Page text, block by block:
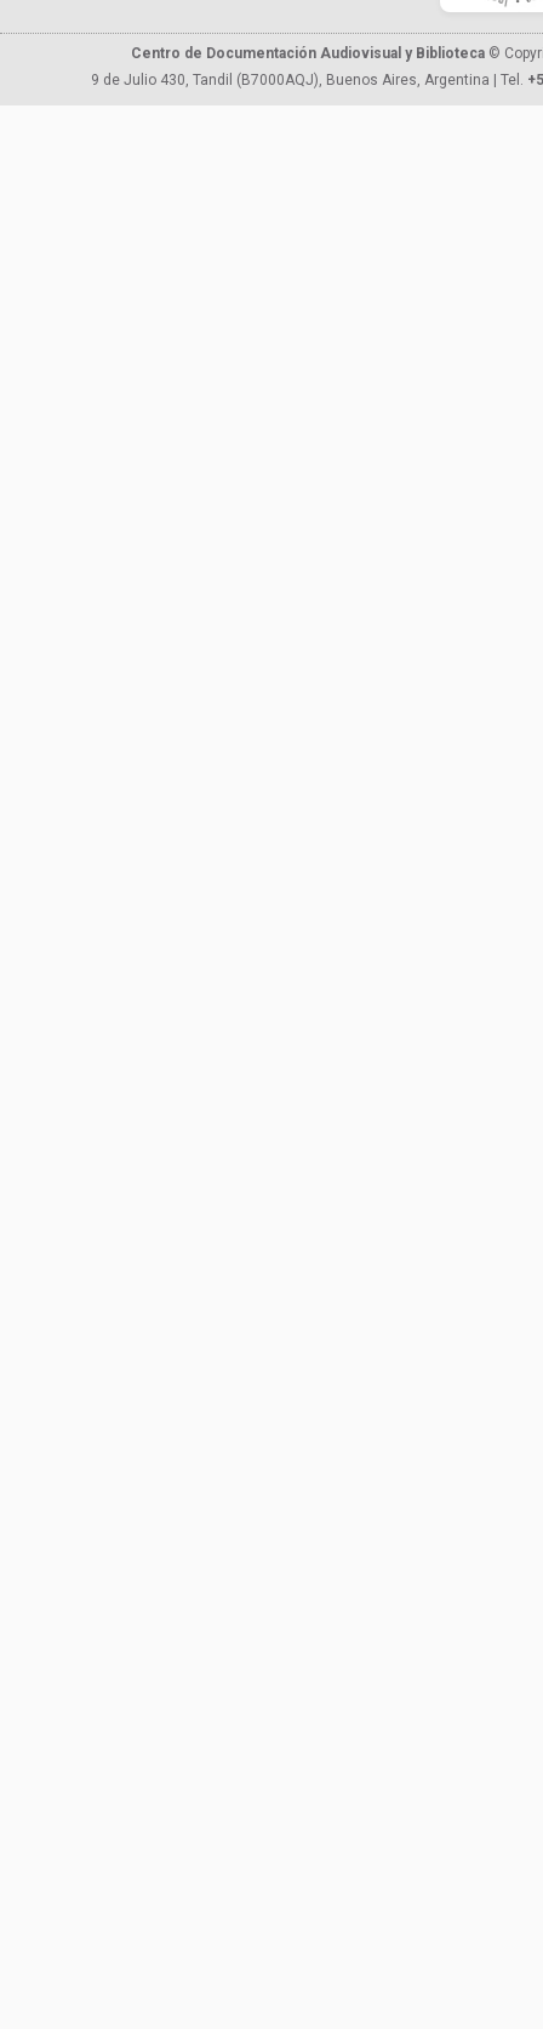
Centro de Documentación Audiovisual y Biblioteca ©
9 de Julio 430, Tandil (B7000AQJ), Buenos Aires, Argentina | Tel.